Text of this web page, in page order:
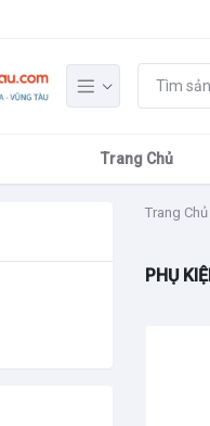
Trang Chủ
Trang Chủ
PHỤ